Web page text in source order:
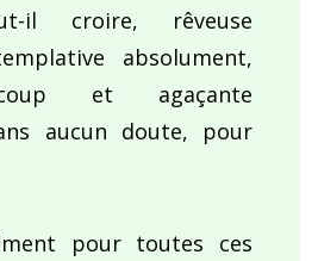
il croire, rêveuse
absolument,
et agaçante
aucun doute, pour
pour toutes ces